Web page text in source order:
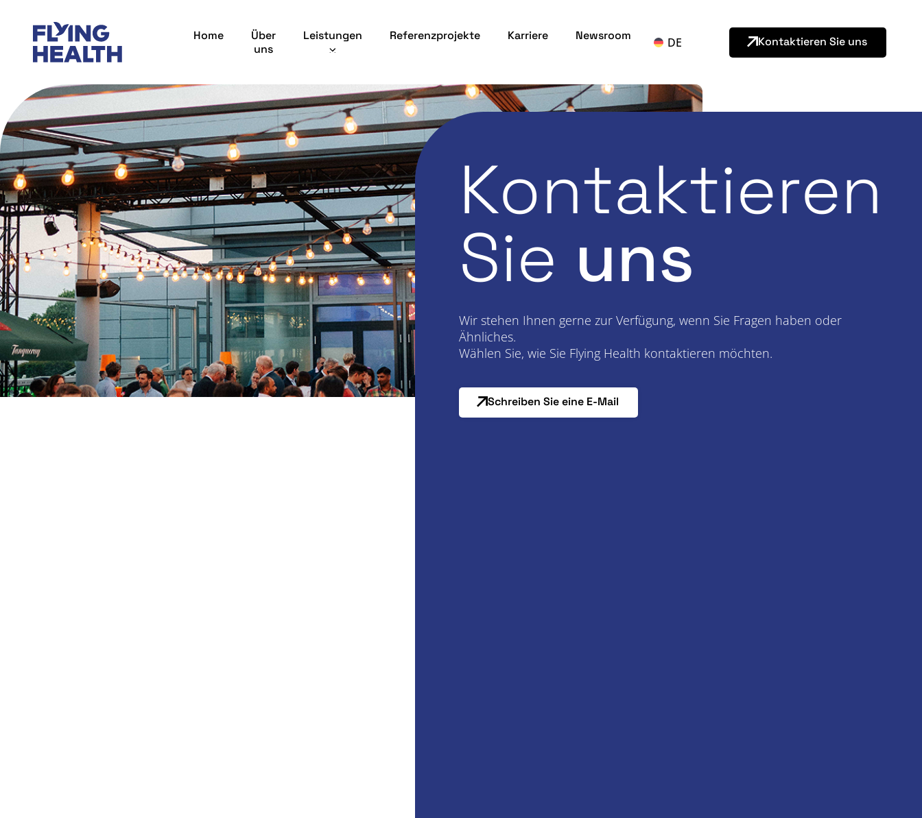
Home
Über
uns
Leistungen Referenzprojekte Karriere Newsroom
DE Kontaktieren Sie uns
Kontaktieren
Sie uns
Wir stehen Ihnen gerne zur Verfügung, wenn Sie Fragen haben oder
Ähnliches.
Wählen Sie, wie Sie Flying Health kontaktieren möchten.
Schreiben Sie eine E-Mail